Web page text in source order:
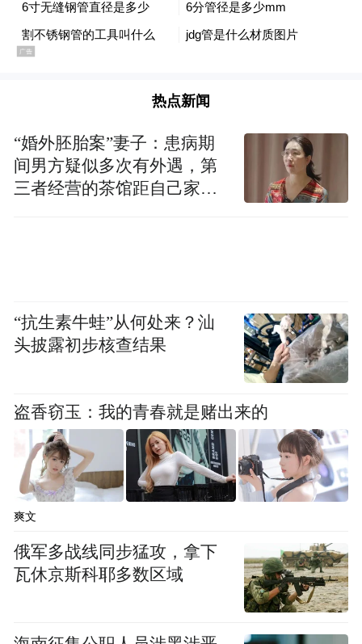
热点新闻
“婚外胚胎案”妻子：患病期
间男方疑似多次有外遇，第
三者经营的茶馆距自己家步
“抗生素牛蛙”从何处来？汕
头披露初步核查结果
盗香窃玉：我的青春就是赌出来的
爽文
俄军多战线同步猛攻，拿下
瓦休京斯科耶多数区域